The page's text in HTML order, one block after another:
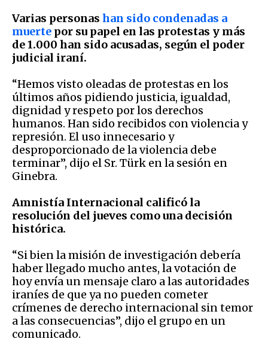
Varias personas han sido condenadas a
muerte por su papel en las protestas y más
de 1.000 han sido acusadas, según el poder
judicial iraní.
“Hemos visto oleadas de protestas en los
últimos años pidiendo justicia, igualdad,
dignidad y respeto por los derechos
humanos. Han sido recibidos con violencia y
represión. El uso innecesario y
desproporcionado de la violencia debe
terminar”, dijo el Sr. Türk en la sesión en
Ginebra.
Amnistía Internacional calificó la
resolución del jueves como una decisión
histórica.
“Si bien la misión de investigación debería
haber llegado mucho antes, la votación de
hoy envía un mensaje claro a las autoridades
iraníes de que ya no pueden cometer
crímenes de derecho internacional sin temor
a las consecuencias”, dijo el grupo en un
comunicado.